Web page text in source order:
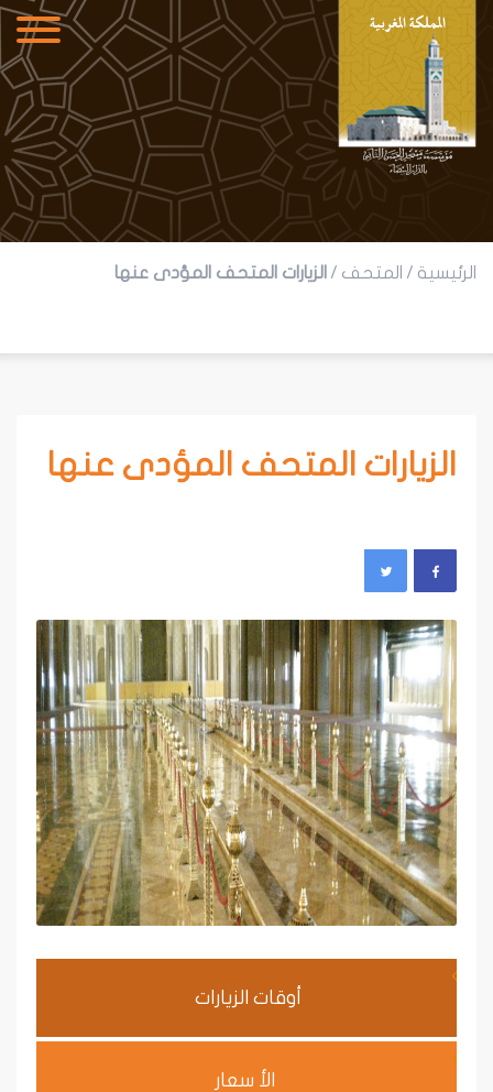
الرئيسية / المتحف / الزيارات المتحف المؤدى عنها
الزيارات المتحف المؤدى عنها
أوقات الزيارات
الأ سعار